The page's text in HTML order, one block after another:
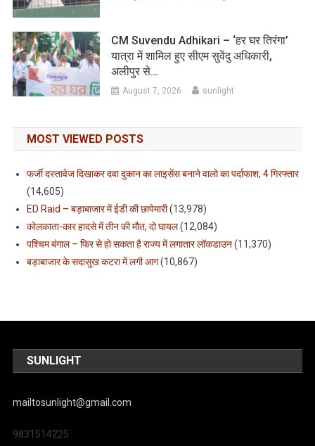
CM Suvendu Adhikari – ‘हर घर तिरंगा’
यात्रा में शामिल हुए सीएम सुवेंदु अधिकारी,
अलीपुर से…
August 7, 2026 sunlight
MOST VIEWED POSTS
फर्जी दस्तावेज दिखाकर दवा दुकान का लाइसेंस बनाने वालो का पर्दाफाश, 4 गिरफ्तार
(14,605)
ED Raid – बड़ाबाजार में ईडी की छापेमारी(13,978)
कोलकाता-कार हादसे में तीन की मौत, दो घायल(12,084)
पश्चिम बंगाल – फिर से हो सकता है राज्य में लगातार लॉकडाउन(11,370)
बड़ाबाजार के सदासुख कटरा में लगी आग(10,867)
SUNLIGHT
mailtosunlight@gmail.com
9831514225